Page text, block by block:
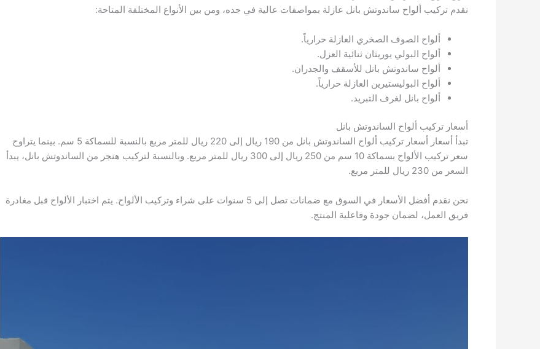
نقدم تركيب ألواح ساندوتش بانل عازلة بمواصفات عالية في جده، ومن بين الأنواع المختلفة المتاحة:
ألواح الصوف الصخري العازلة حرارياً.
ألواح البولي يوريثان ثنائية العزل.
ألواح ساندوتش بانل للأسقف والجدران.
ألواح البوليستيرين العازلة حرارياً.
ألواح بانل لغرف التبريد.
أسعار تركيب ألواح الساندوتش بانل
تبدأ أسعار أسعار تركيب ألواح الساندوتش بانل من 190 ريال إلى 220 ريال للمتر مربع بالنسبة للسماكة 5 سم. بينما يتراوح
سعر تركيب الألواح بسماكة 10 سم من 250 ريال إلى 300 ريال للمتر مربع. وبالنسبة لتركيب هنجر من الساندوتش بانل، يبدأ
السعر من 230 ريال للمتر مربع.
نحن نقدم أفضل الأسعار في السوق مع ضمانات تصل إلى 5 سنوات على شراء وتركيب الألواح. يتم اختبار الألواح قبل مغادرة
فريق العمل، لضمان جودة وفاعلية المنتج.